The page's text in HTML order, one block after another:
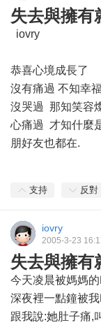
失去與擁有
iovry
恭喜心境成長了
沒有痛過 不知幸
沒哭過 那知笑容
心痛過 才知什麼
朋好友也都在.
支持 反對
iovry
2005-3-23
失去與擁有
今天凌晨被媽媽
深夜裡一點鐘被
跟我說:她肚子痛,